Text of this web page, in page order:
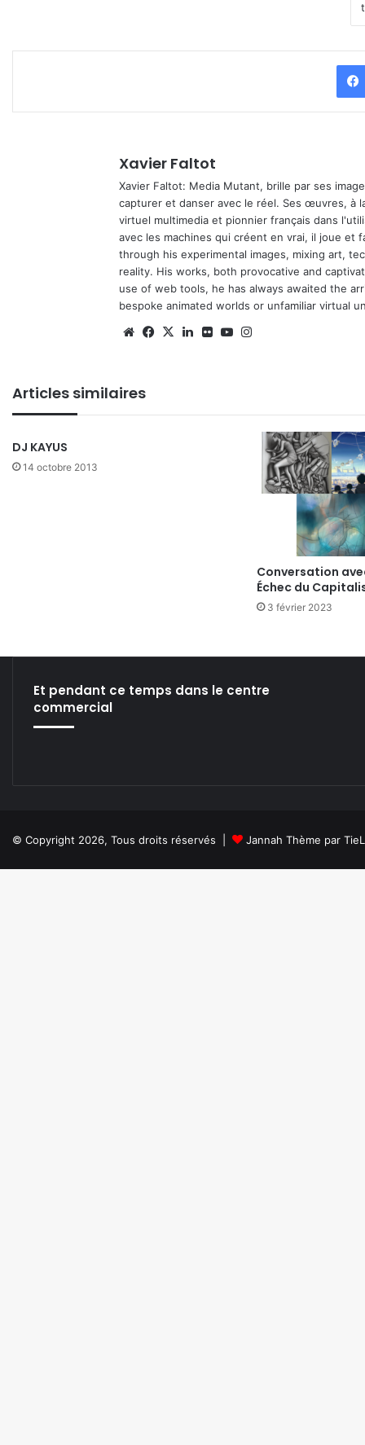
Xavier Faltot
Xavier Faltot: Media Mutant, brille par ses
capturer et danser avec le réel. Ses œuvres, à
virtuel multimedia et pionnier français dans
avec les machines qui créent en vrai, il joue et
through his experimental images, mixing art,
reality. His works, both provocative and
use of web tools, he has always awaited the
bespoke animated worlds or unfamiliar virtual
We Fa
X
Lin Fli Yo
Articles similaires
DJ KAYUS
14 octobre 2013
Conversation
Échec du
3 février 2023
Et pendant ce temps dans le centre
commercial
© Copyright 2026, Tous droits réservés | Jannah Thème par